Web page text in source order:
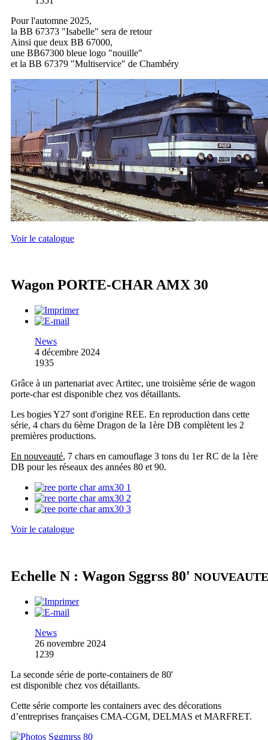
Pour l'automne 2025,
la BB 67373 "Isabelle" sera de retour
Ainsi que deux BB 67000,
une BB67300 bleue logo "nouille"
et la BB 67379 "Multiservice" de Chambéry
Voir le catalogue
Wagon PORTE-CHAR AMX 30
News
4 décembre 2024
1935
Grâce à un partenariat avec Artitec, une troisième série de wagon
porte-char est disponible chez vos détaillants.
Les bogies Y27 sont d'origine REE. En reproduction dans cette
série, 4 chars du 6ème Dragon de la 1ère DB complètent les 2
premières productions.
En nouveauté, 7 chars en camouflage 3 tons du 1er RC de la 1ère
DB pour les réseaux des années 80 et 90.
Voir le catalogue
Echelle N : Wagon Sggrss 80' NOUVEAUTE
News
26 novembre 2024
1239
La seconde série de porte-containers de 80'
est disponible chez vos détaillants.
Cette série comporte les containers avec des décorations
d’entreprises françaises CMA-CGM, DELMAS et MARFRET.